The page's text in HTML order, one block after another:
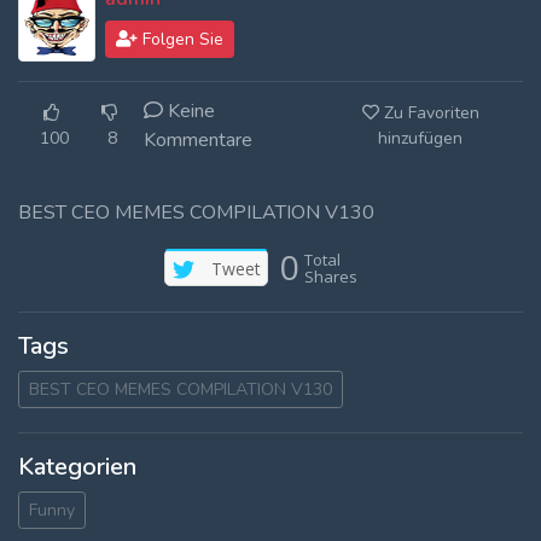
Log In
Folgen Sie
100 8
Keine
Kommentare
Zu Favoriten
hinzufügen
BEST CEO MEMES COMPILATION V130
Tweet 0 Total
Shares
Tags
BEST CEO MEMES COMPILATION V130
Kategorien
Funny